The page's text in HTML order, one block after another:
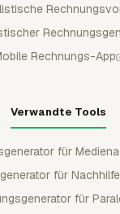
Rechnungs-App
Verwandte Tools
für
für
für